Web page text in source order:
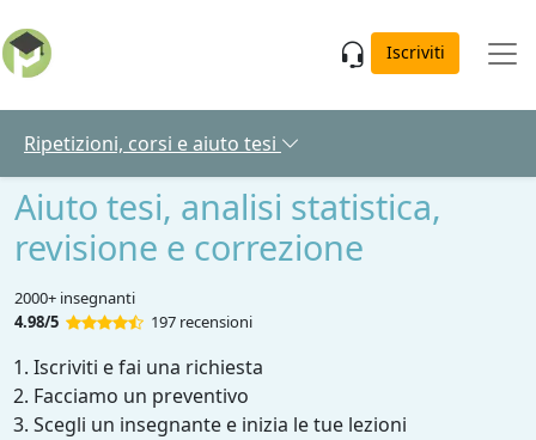
Iscriviti
Ripetizioni, corsi e aiuto tesi
Aiuto tesi, analisi statistica,
revisione e correzione
2000+ insegnanti
4.98/5
197 recensioni
Iscriviti e fai una richiesta
Facciamo un preventivo
Scegli un insegnante e inizia le tue lezioni